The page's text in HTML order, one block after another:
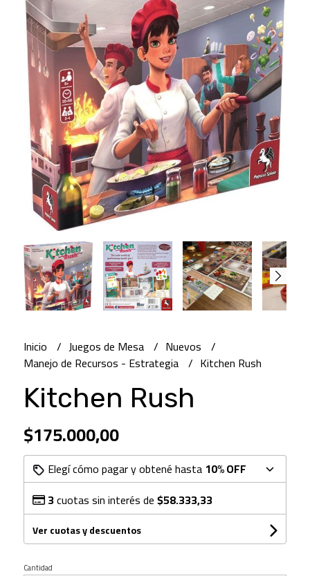
Inicio Juegos de Mesa
Nuevos
Manejo de Recursos - Estrategia
Kitchen Rush
Kitchen Rush
$175.000,00
Elegí cómo pagar y obtené hasta 10% OFF
3cuotas sin interés de$58.333,33
Ver cuotas y descuentos
Cantidad